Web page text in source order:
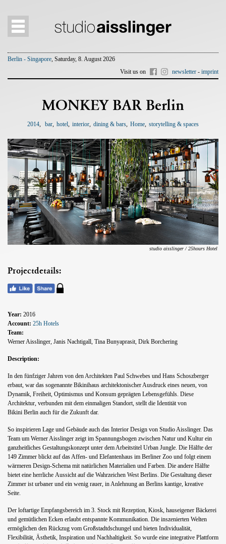
Berlin - Singapore, Saturday, 8. August 2026
Visit us on
newsletter - imprint
MONKEY BAR Berlin
2014 bar hotel interior dining & bars Home storytelling & spaces
studio aisslinger / 25hours Hotel
Projectdetails:
Year: 2016
Account: 25h Hotels
Team:
Werner Aisslinger, Janis Nachtigall, Tina Bunyaprasit, Dirk Borchering
Description:
In den fünfziger Jahren von den Architekten Paul Schwebes und Hans Schoszberger
erbaut, war das sogenannte Bikinihaus architektonischer Ausdruck eines neuen, von
Dynamik, Freiheit, Optimismus und Konsum geprägten Lebensgefühls. Diese
Architektur, verbunden mit dem einmaligen Standort, stellt die Identität von
Bikini Berlin auch für die Zukunft dar.
So inspirieren Lage und Gebäude auch das Interior Design von Studio Aisslinger. Das
Team um Werner Aisslinger zeigt im Spannungsbogen zwischen Natur und Kultur ein
ganzheitliches Gestaltungskonzept unter dem Arbeitstitel Urban Jungle. Die Hälfte der
149 Zimmer blickt auf das Affen- und Elefantenhaus im Berliner Zoo und folgt einem
wärmeren Design-Schema mit natürlichen Materialien und Farben. Die andere Hälfte
bietet eine herrliche Aussicht auf die Wahrzeichen West Berlins. Die Gestaltung dieser
Zimmer ist urbaner und ein wenig rauer, in Anlehnung an Berlins kantige, kreative
Seite.
Der loftartige Empfangsbereich im 3. Stock mit Rezeption, Kiosk, hauseigener Bäckerei
und gemütlichen Ecken erlaubt entspannte Kommunikation. Die inszenierten Welten
ermöglichen den Rückzug vom Großstadtdschungel und bieten Individualität,
Flexibilität, Ästhetik, Inspiration und Nachhaltigkeit. So wurde eine integrative Plattform